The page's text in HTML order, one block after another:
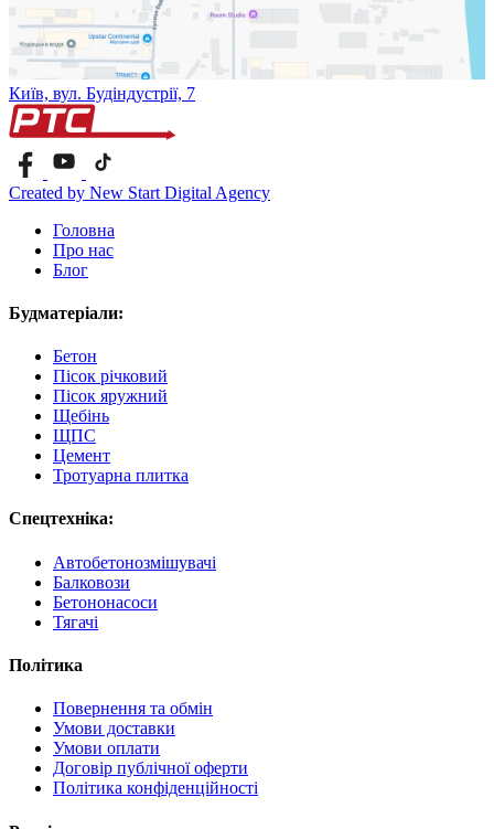
Київ, вул. Будіндустрії, 7
Created by New Start Digital Agency
Головна
Про нас
Блог
Будматеріали:
Бетон
Пісок річковий
Пісок яружний
Щебінь
ЩПС
Цемент
Тротуарна плитка
Спецтехніка:
Автобетонозмішувачі
Балковози
Бетононасоси
Тягачі
Політика
Повернення та обмін
Умови доставки
Умови оплати
Договір публічної оферти
Політика конфіденційності